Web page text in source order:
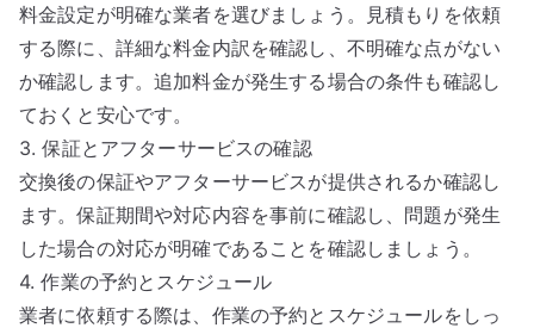
料金設定が明確な業者を選びましょう。見積もりを依頼
する際に、詳細な料金内訳を確認し、不明確な点がない
か確認します。追加料金が発生する場合の条件も確認し
ておくと安心です。
3. 保証とアフターサービスの確認
交換後の保証やアフターサービスが提供されるか確認し
ます。保証期間や対応内容を事前に確認し、問題が発生
した場合の対応が明確であることを確認しましょう。
4. 作業の予約とスケジュール
業者に依頼する際は、作業の予約とスケジュールをしっ